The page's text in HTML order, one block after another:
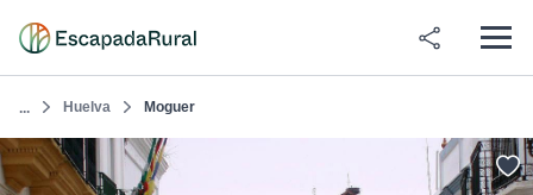
... Huelva Moguer